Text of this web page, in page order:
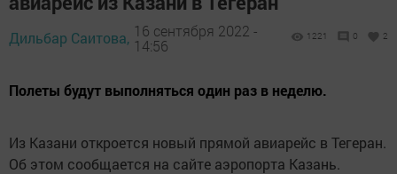
Дильбар Саитова, 16 сентября 2022 -
14:56
1221 0 2
Полеты будут выполняться один раз в неделю.
Из Казани откроется новый прямой авиарeйс в Тегеран.
Об этом сообщается на сайте аэропорта Казань.